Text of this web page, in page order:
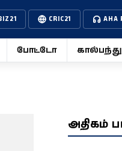
CRIC21 AHA
போட்டோ கால்பந்து
அதிகம்